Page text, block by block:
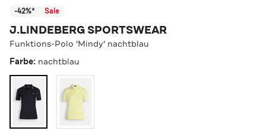
-42%* Sale
J.LINDEBERG SPORTSWEAR
Funktions-Polo 'Mindy' nachtblau
Farbe: nachtblau